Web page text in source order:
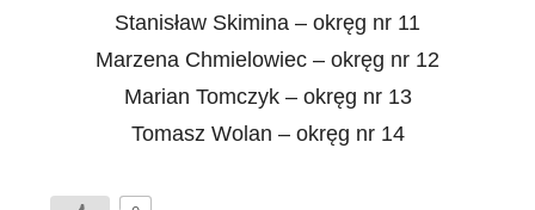
Stanisław Skimina – okręg nr 11
Marzena Chmielowiec – okręg nr 12
Marian Tomczyk – okręg nr 13
Tomasz Wolan – okręg nr 14